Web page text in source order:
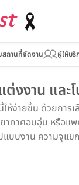
สถานที่จัดงาน ผู้ให้บริ
งงาน และ
ง่ายขึ้น ด้วยการเ
ากาศอบอุ่น หรือ
บบงาน ความจุแข